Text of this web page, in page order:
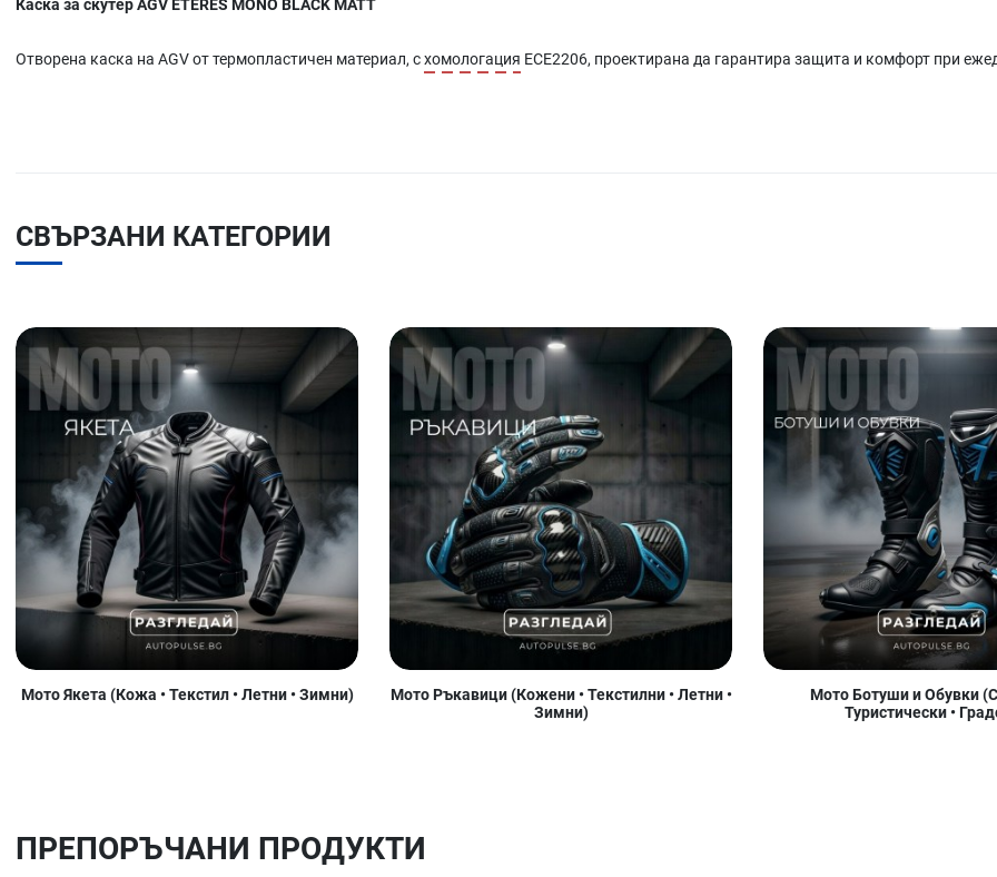
Каска за скутер AGV ETERES MONO BLACK MATT
Отворена каска на AGV от термопластичен материал, схомологация ECE2206, проектирана да гарантира защита и комфорт при
СВЪРЗАНИ КАТЕГОРИИ
Мото Якета (Кожа • Текстил • Летни • Зимни)
Мото Ръкавици (Кожени • Текстилни • Летни •
Зимни)
Мото Ботуши и Обувки
Туристически •
ПРЕПОРЪЧАНИ ПРОДУКТИ